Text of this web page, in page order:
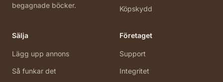
begagnade böcker.
Köpskydd
Sälja
Lägg upp annons
Så funkar det
Företaget
Support
Integritet